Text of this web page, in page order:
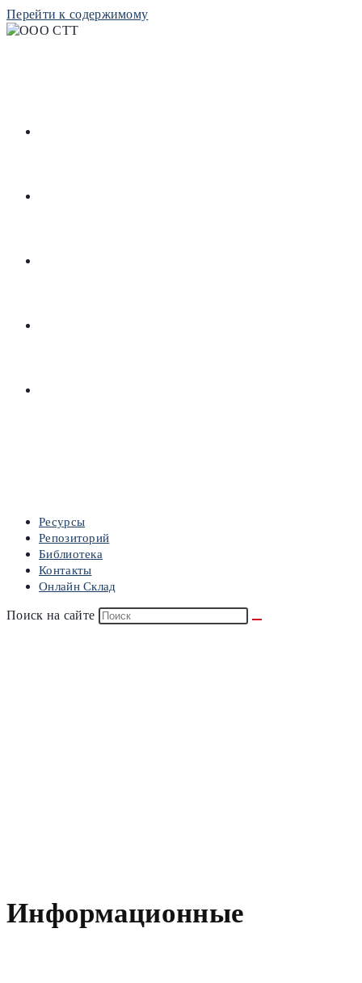
Перейти к содержимому
Ресурсы
Репозиторий
Библиотека
Контакты
Онлайн Склад
Поиск на сайте
Информационные